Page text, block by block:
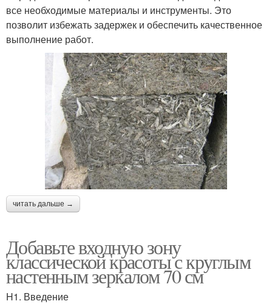
все необходимые материалы и инструменты. Это
позволит избежать задержек и обеспечить качественное
выполнение работ.
читать дальше →
Добавьте входную зону
классической красоты с круглым
настенным зеркалом 70 см
H1. Введение